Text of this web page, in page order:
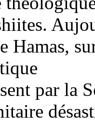
Hamas,
par la